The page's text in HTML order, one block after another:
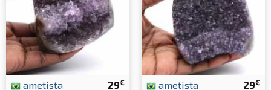
29€
ametista 29€
ametista